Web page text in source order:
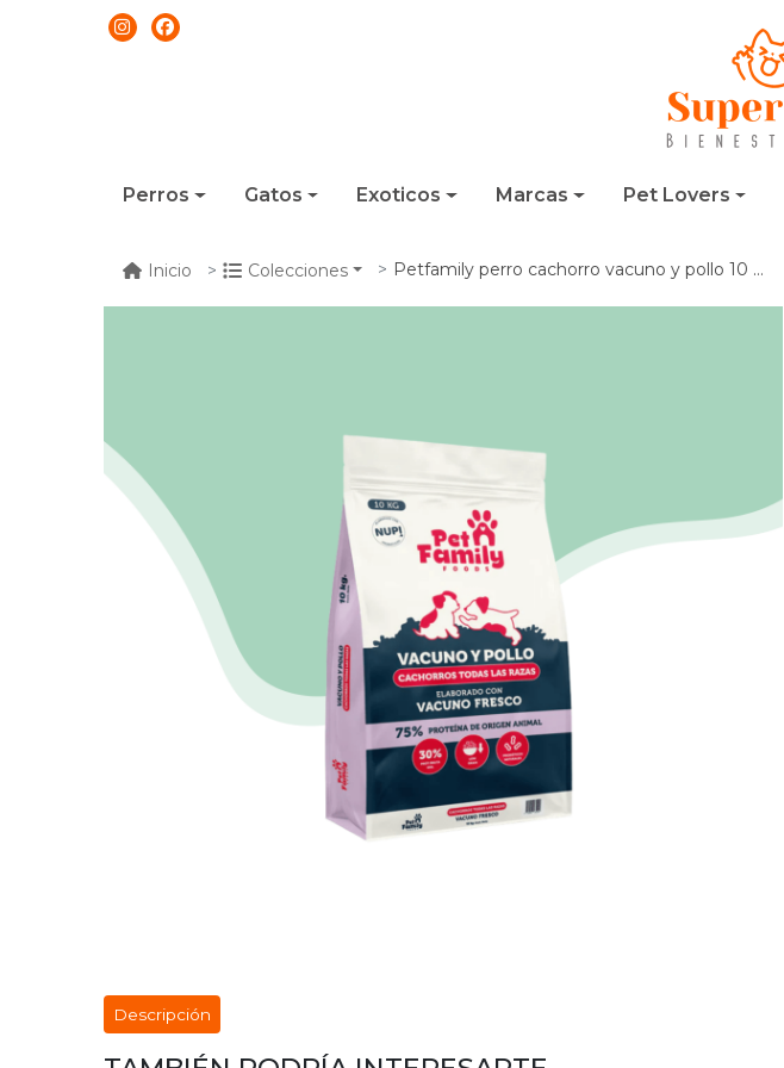
Perros Gatos Exoticos Marcas Pet Lovers
Inicio Colecciones Petfamily perro cachorro vacuno y pollo 10 kg
Descripción